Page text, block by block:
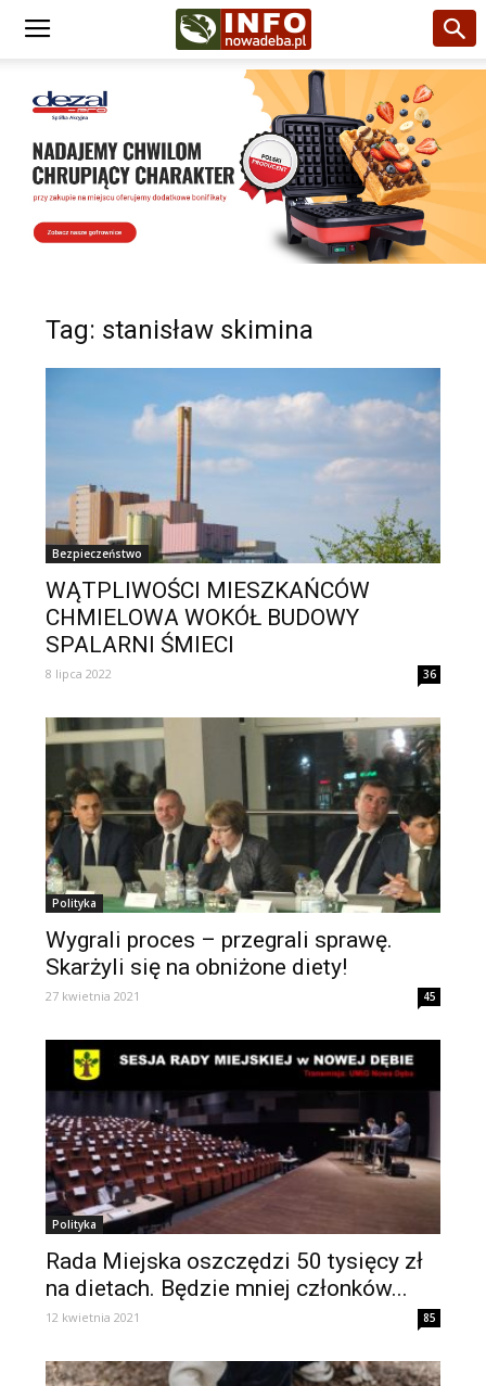
Tag: stanisław skimina
Bezpieczeństwo
WĄTPLIWOŚCI MIESZKAŃCÓW
CHMIELOWA WOKÓŁ BUDOWY
SPALARNI ŚMIECI
8 lipca 2022 36
Polityka
Wygrali proces – przegrali sprawę.
Skarżyli się na obniżone diety!
27 kwietnia 2021 45
Polityka
Rada Miejska oszczędzi 50 tysięcy zł
na dietach. Będzie mniej członków...
12 kwietnia 2021 85